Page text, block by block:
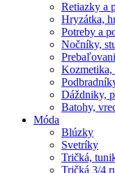
Retiazky a
Hryzátka,
Potreby a
Nočníky,
Kozmetika,
Dáždniky,
Batohy,
Móda
Blúzky
Svetríky
Tričká,
Tričká 3/4